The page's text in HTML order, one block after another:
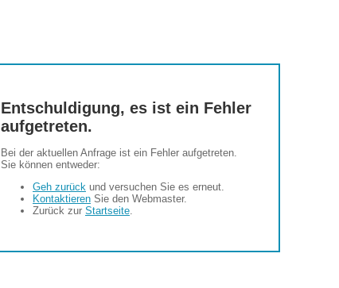
Entschuldigung, es ist ein Fehler
aufgetreten.
Bei der aktuellen Anfrage ist ein Fehler aufgetreten.
Sie können entweder:
Geh zurück und versuchen Sie es erneut.
Kontaktieren Sie den Webmaster.
Zurück zur Startseite